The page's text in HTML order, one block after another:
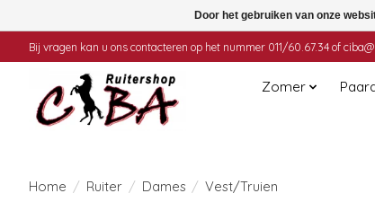
Bij vragen kan u ons contacteren op het nummer 011/60.67.34 of
Zomer
Home / Ruiter / Dames / Vest/Truien
Door het gebruiken van onze